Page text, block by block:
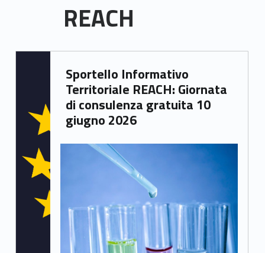
REACH
H
Sportello Informativo
Territoriale REACH: Giornata
di consulenza gratuita 10
giugno 2026